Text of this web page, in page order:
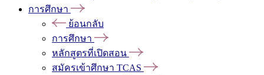
การศึกษา
ย้อนกลับ
การศึกษา
หลักสูตรที่เปิดสอน
สมัครเข้าศึกษา TCAS